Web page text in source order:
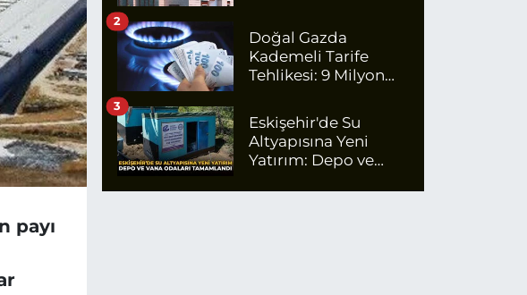
payı
Doğal Gazda
Kademeli Tarife
Tehlikesi: 9 Milyon
Ödeyecek
2
Eskişehir'de Su
Altyapısına Yeni
Yatırım: Depo ve
Tamamlandı
3